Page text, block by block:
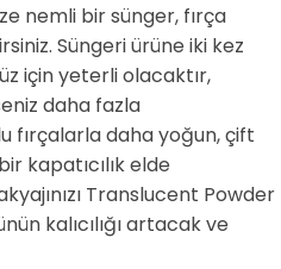
nemli bir sünger, fırça
Süngeri ürüne iki kez
için yeterli olacaktır,
daha fazla
fırçalarla daha yoğun, çift
kapatıcılık elde
Translucent Powder
kalıcılığı artacak ve